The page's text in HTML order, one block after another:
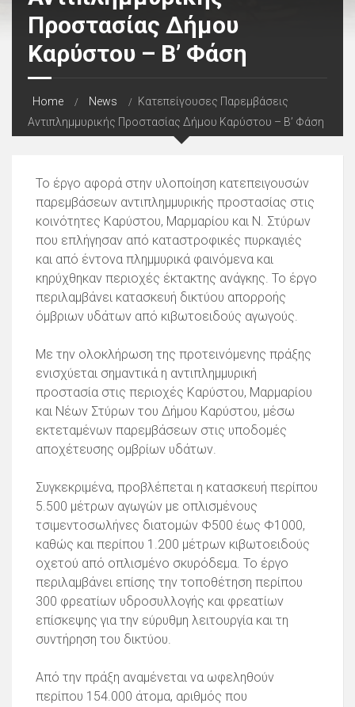
Προστασίας Δήμου
Καρύστου – Β’ Φάση
Home News
Κατεπείγουσες Παρεμβάσεις
Αντιπλημμυρικής Προστασίας Δήμου Καρύστου – Β’ Φάση
Το έργο αφορά στην υλοποίηση κατεπειγουσών
παρεμβάσεων αντιπλημμυρικής προστασίας στις
κοινότητες Καρύστου, Μαρμαρίου και Ν. Στύρων
που επλήγησαν από καταστροφικές πυρκαγιές
και από έντονα πλημμυρικά φαινόμενα και
κηρύχθηκαν περιοχές έκτακτης ανάγκης. Το έργο
περιλαμβάνει κατασκευή δικτύου απορροής
όμβριων υδάτων από κιβωτοειδούς αγωγούς.
Με την ολοκλήρωση της προτεινόμενης πράξης
ενισχύεται σημαντικά η αντιπλημμυρική
προστασία στις περιοχές Καρύστου, Μαρμαρίου
και Νέων Στύρων του Δήμου Καρύστου, μέσω
εκτεταμένων παρεμβάσεων στις υποδομές
αποχέτευσης ομβρίων υδάτων.
Συγκεκριμένα, προβλέπεται η κατασκευή περίπου
5.500 μέτρων αγωγών με οπλισμένους
τσιμεντοσωλήνες διατομών Φ500 έως Φ1000,
καθώς και περίπου 1.200 μέτρων κιβωτοειδούς
οχετού από οπλισμένο σκυρόδεμα. Το έργο
περιλαμβάνει επίσης την τοποθέτηση περίπου
300 φρεατίων υδροσυλλογής και φρεατίων
επίσκεψης για την εύρυθμη λειτουργία και τη
συντήρηση του δικτύου.
Από την πράξη αναμένεται να ωφεληθούν
περίπου 154.000 άτομα, αριθμός που